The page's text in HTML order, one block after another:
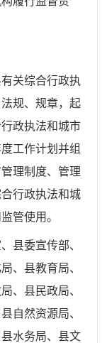
关综合行政执
规、规章，起
政执法和城市
工作计划并组
理制度、管理
行政执法和城
管使用。
县委宣传部、
、县教育局、
、县民政局、
自然资源局、
水务局、县文